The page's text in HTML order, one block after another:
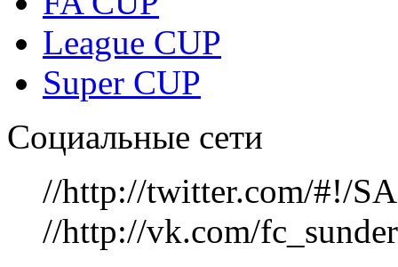
League CUP
Super CUP
Социальные сети
//http://twitter.com/#!/
//http://vk.com/